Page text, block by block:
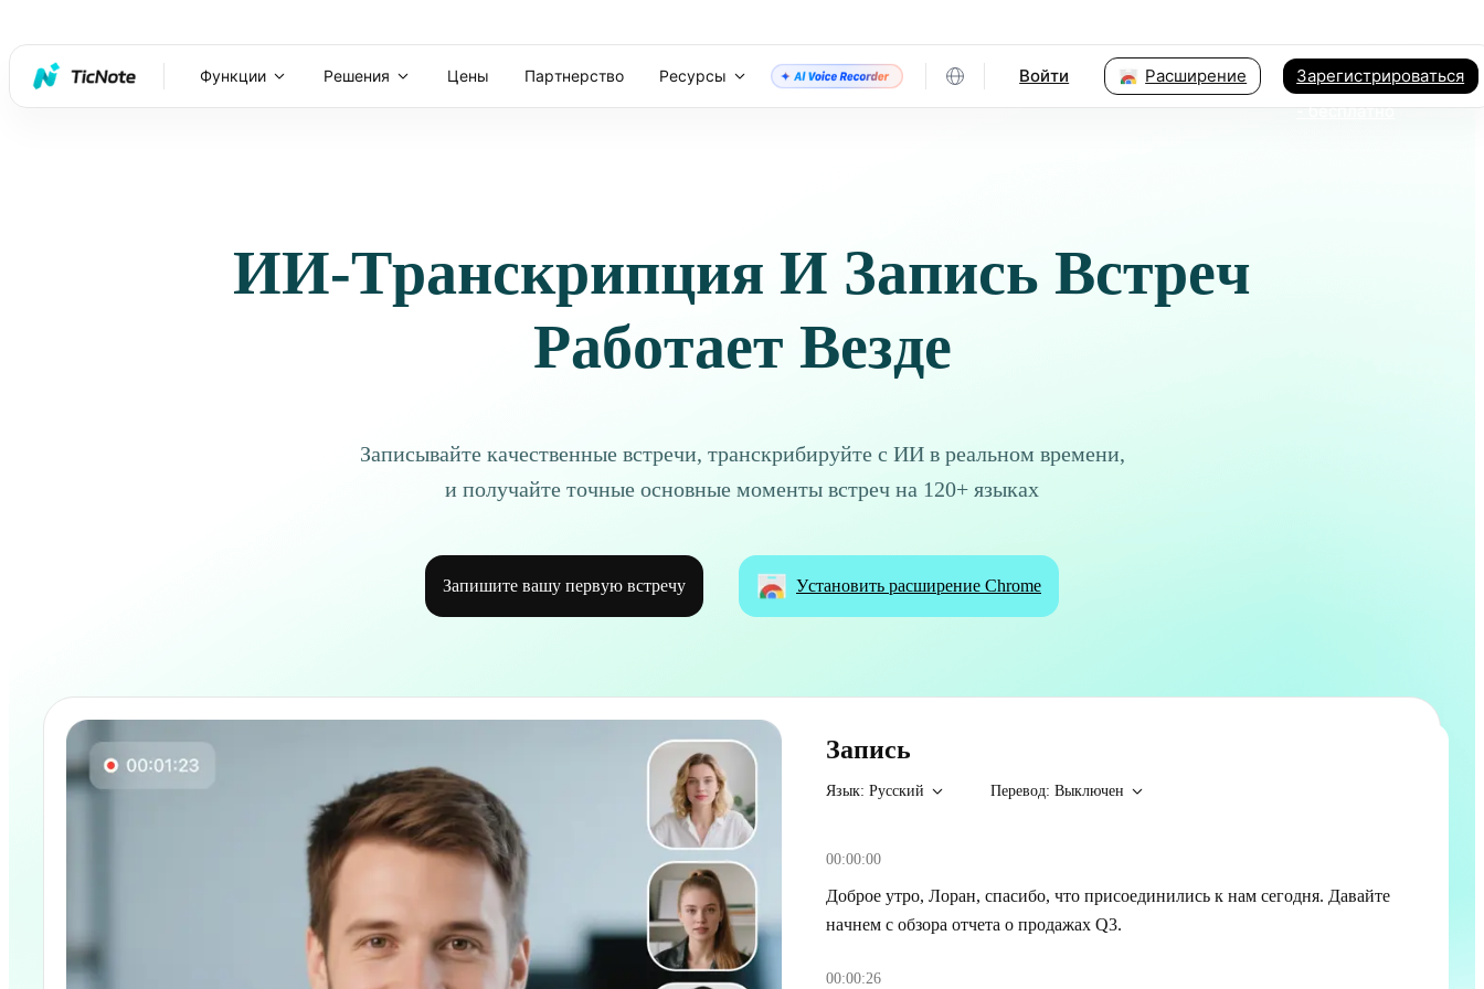
Функции Решения Цены Партнерство Ресурсы Войти Расширение
Зарегистрироваться
- бесплатно
ИИ-Транскрипция И Запись Встреч
Работает Везде
Записывайте качественные встречи, транскрибируйте с ИИ в реальном времени,
и получайте точные основные моменты встреч на 120+ языках
Запишите вашу первую встречу Установить расширение Chrome
Запись
Язык: Русский Перевод: Выключен
00:00:00
Доброе утро, Лоран, спасибо, что присоединились к нам сегодня. Давайте
начнем с обзора отчета о продажах Q3.
00:00:26